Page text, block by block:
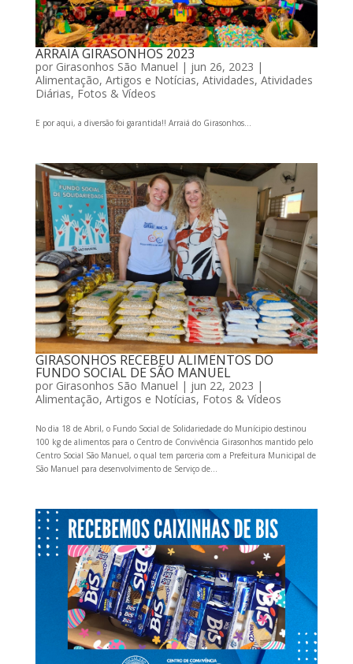
ARRAIÁ GIRASONHOS 2023
por Girasonhos São Manuel | jun 26, 2023 |
Alimentação, Artigos e Notícias, Atividades, Atividades
Diárias, Fotos & Vídeos
E por aqui, a diversão foi garantida!! Arraiá do Girasonhos...
GIRASONHOS RECEBEU ALIMENTOS DO
FUNDO SOCIAL DE SÃO MANUEL
por Girasonhos São Manuel | jun 22, 2023 |
Alimentação, Artigos e Notícias, Fotos & Vídeos
No dia 18 de Abril, o Fundo Social de Solidariedade do Munícipio destinou
100 kg de alimentos para o Centro de Convivência Girasonhos mantido pelo
Centro Social São Manuel, o qual tem parceria com a Prefeitura Municipal de
São Manuel para desenvolvimento de Serviço de...